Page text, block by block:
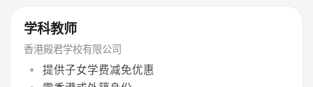
学科教师
香港殿君学校有限公司
提供子女学费减免优惠